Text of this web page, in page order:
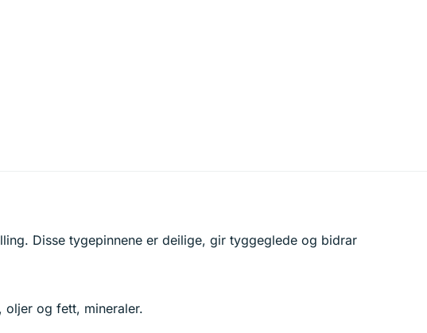
Disse tygepinnene er deilige, gir tyggeglede og bidrar
og fett, mineraler.